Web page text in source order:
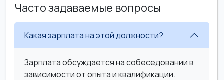
Часто задаваемые вопросы
Какая зарплата на этой должности?
Зарплата обсуждается на собеседовании в
зависимости от опыта и квалификации.